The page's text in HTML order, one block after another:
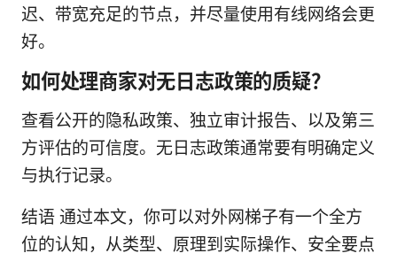
迟、带宽充足的节点，并尽量使用有线网络会更
好。
如何处理商家对无日志政策的质疑？
查看公开的隐私政策、独立审计报告、以及第三
方评估的可信度。无日志政策通常要有明确定义
与执行记录。
结语 通过本文，你可以对外网梯子有一个全方
位的认知，从类型、原理到实际操作、安全要点